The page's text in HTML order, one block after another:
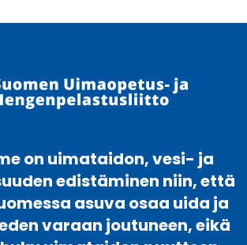
on uimataidon, vesi- ja
edistäminen niin, että
asuva osaa uida ja
varaan joutuneen, eikä